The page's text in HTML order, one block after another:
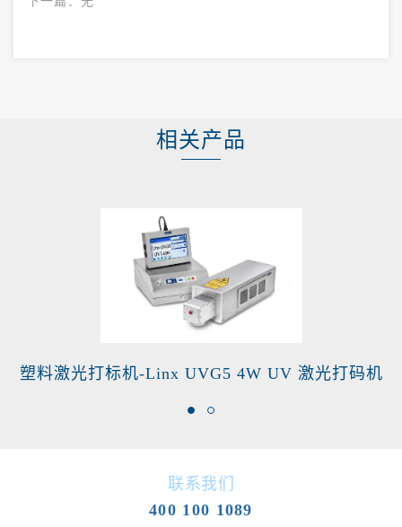
相关产品
塑料激光打标机-Linx UVG5 4W UV 激光打码机
联系我们
400 100 1089